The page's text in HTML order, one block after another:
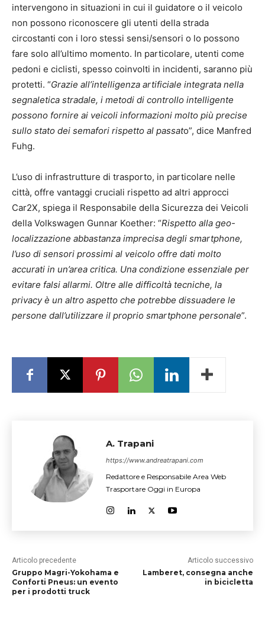
intervengono in situazioni in cui il guidatore o il veicolo
non possono riconoscere gli utenti della strada
circostanti con i loro stessi sensi/sensori o lo possono
fare solo all’ultimo momento. In particolare, utenti come
pedoni e ciclisti, spesso coinvolti in incidenti, saranno più
protetti. “Grazie all’intelligenza artificiale integrata nella
segnaletica stradale, i metodi di controllo intelligente
possono fornire ai veicoli informazioni molto più precise
sullo stato dei semafori rispetto al passato”, dice Manfred
Fuhg.
L’uso di infrastrutture di trasporto, in particolare nelle
città, offre vantaggi cruciali rispetto ad altri approcci
Car2X, spiega il Responsabile della Sicurezza dei Veicoli
della Volkswagen Gunnar Koether: “Rispetto alla geo-
localizzazione abbastanza imprecisa degli smartphone,
l’uso di sensori prossimi al veicolo offre dati molto
accurati in un’area critica. Una condizione essenziale per
evitare falsi allarmi. Oltre alle difficoltà tecniche, la
privacy è un altro aspetto che potrebbe dissuadere le
persone dall’utilizzare il proprio smartphone personale”.
A. Trapani
https://www.andreatrapani.com
Redattore e Responsabile Area Web
Trasportare Oggi in Europa
Articolo precedente
Gruppo Magri-Yokohama e
Conforti Pneus: un evento
per i prodotti truck
Articolo successivo
Lamberet, consegna anche
in bicicletta